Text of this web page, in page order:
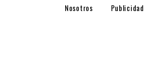
Nosotros Publicidad